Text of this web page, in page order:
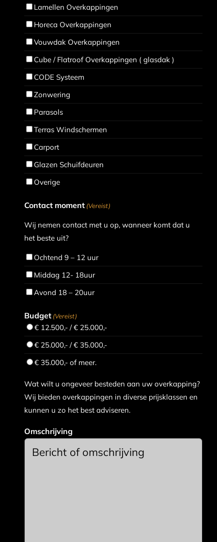
Lamellen Overkappingen
Horeca Overkappingen
Vouwdak Overkappingen
Cube / Flatroof Overkappingen ( glasdak )
CODE Systeem
Zonwering
Parasols
Terras Windschermen
Carport
Glazen Schuifdeuren
Overige
Contact moment (Vereist)
Wij nemen contact met u op, wanneer komt dat u
het beste uit?
Ochtend 9 – 12 uur
Middag 12- 18uur
Avond 18 – 20uur
Budget (Vereist)
€ 12.500,- / € 25.000,-
€ 25.000,- / € 35.000,-
€ 35.000,- of meer.
Wat wilt u ongeveer besteden aan uw overkapping?
Wij bieden overkappingen in diverse prijsklassen en
kunnen u zo het best adviseren.
Omschrijving